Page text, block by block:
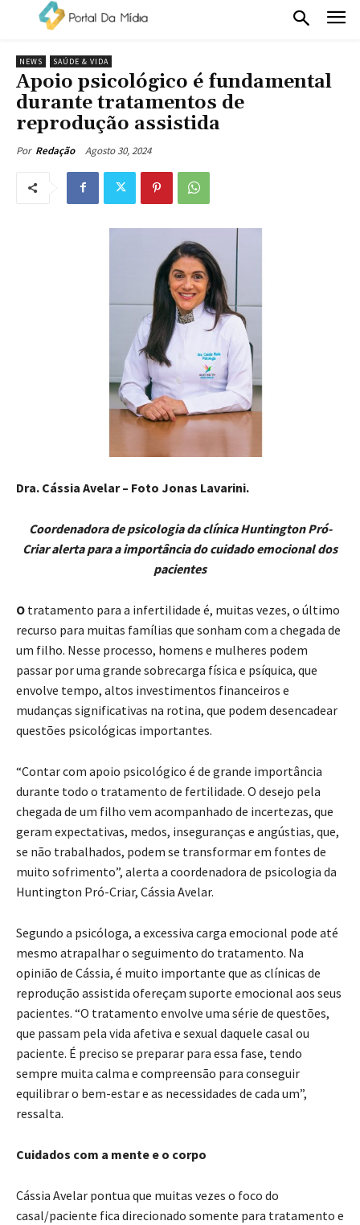
NEWS SAÚDE & VIDA
Apoio psicológico é fundamental
durante tratamentos de
reprodução assistida
Por Redação Agosto 30, 2024
Dra. Cássia Avelar – Foto Jonas Lavarini.
Coordenadora de psicologia da clínica Huntington Pró-
Criar alerta para a importância do cuidado emocional dos
pacientes
O tratamento para a infertilidade é, muitas vezes, o último
recurso para muitas famílias que sonham com a chegada de
um filho. Nesse processo, homens e mulheres podem
passar por uma grande sobrecarga física e psíquica, que
envolve tempo, altos investimentos financeiros e
mudanças significativas na rotina, que podem desencadear
questões psicológicas importantes.
“Contar com apoio psicológico é de grande importância
durante todo o tratamento de fertilidade. O desejo pela
chegada de um filho vem acompanhado de incertezas, que
geram expectativas, medos, inseguranças e angústias, que,
se não trabalhados, podem se transformar em fontes de
muito sofrimento”, alerta a coordenadora de psicologia da
Huntington Pró-Criar, Cássia Avelar.
Segundo a psicóloga, a excessiva carga emocional pode até
mesmo atrapalhar o seguimento do tratamento. Na
opinião de Cássia, é muito importante que as clínicas de
reprodução assistida ofereçam suporte emocional aos seus
pacientes. “O tratamento envolve uma série de questões,
que passam pela vida afetiva e sexual daquele casal ou
paciente. É preciso se preparar para essa fase, tendo
sempre muita calma e compreensão para conseguir
equilibrar o bem-estar e as necessidades de cada um”,
ressalta.
Cuidados com a mente e o corpo
Cássia Avelar pontua que muitas vezes o foco do
casal/paciente fica direcionado somente para tratamento e